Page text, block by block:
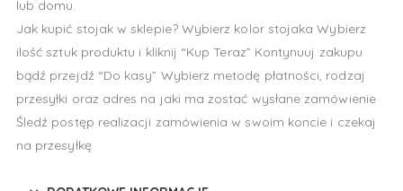
lub domu.
Jak kupić stojak w sklepie? Wybierz kolor stojaka Wybierz
ilość sztuk produktu i kliknij “Kup Teraz” Kontynuuj zakupu
bądź przejdź “Do kasy” Wybierz metodę płatności, rodzaj
przesyłki oraz adres na jaki ma zostać wysłane zamówienie
Śledź postęp realizacji zamówienia w swoim koncie i czekaj
na przesyłkę